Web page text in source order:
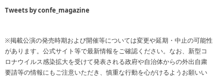
Tweets by confe_magazine
※掲載公演の発売時期および開催等については変更や延期・中止の可能性
があります。公式サイト等で最新情報をご確認ください。なお、新型コ
ロナウイルス感染拡大を受けて発表される政府や自治体からの外出自粛
要請等の情報にもご注意いただき、慎重な行動を心がけるようお願いい